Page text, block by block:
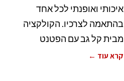
איכותי ואופנתי לכל אחד
בהתאמה לצרכיו. הקולקציה
מבית קל גב עם הפטנט
קרא עוד ←